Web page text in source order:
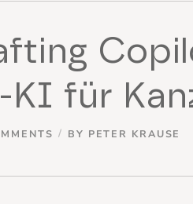
KI für
BY PETER KRAUSE